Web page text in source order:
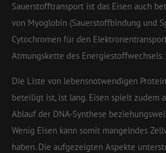
Sauerstofftransport ist das Eisen auch
von Myoglobin (Sauerstoffbindung und
Cytochromen für den
Atmungskette des Energiestoffwechsels.
Die Liste von lebensnotwendigen
beteiligt ist, ist lang. Eisen spielt zudem
Ablauf der DNA-Synthese
Wenig Eisen kann somit mangelndes
haben. Die aufgezeigten Aspekte